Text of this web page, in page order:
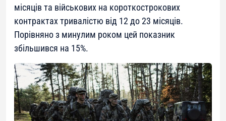
місяців та військових на короткострокових
контрактах тривалістю від 12 до 23 місяців.
Порівняно з минулим роком цей показник
збільшився на 15%.